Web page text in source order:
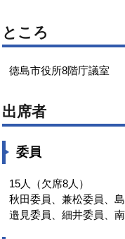
ところ
徳島市役所8階庁議室
出席者
委員
15人（欠席8人）
秋田委員、兼松委員、
邉見委員、細井委員、